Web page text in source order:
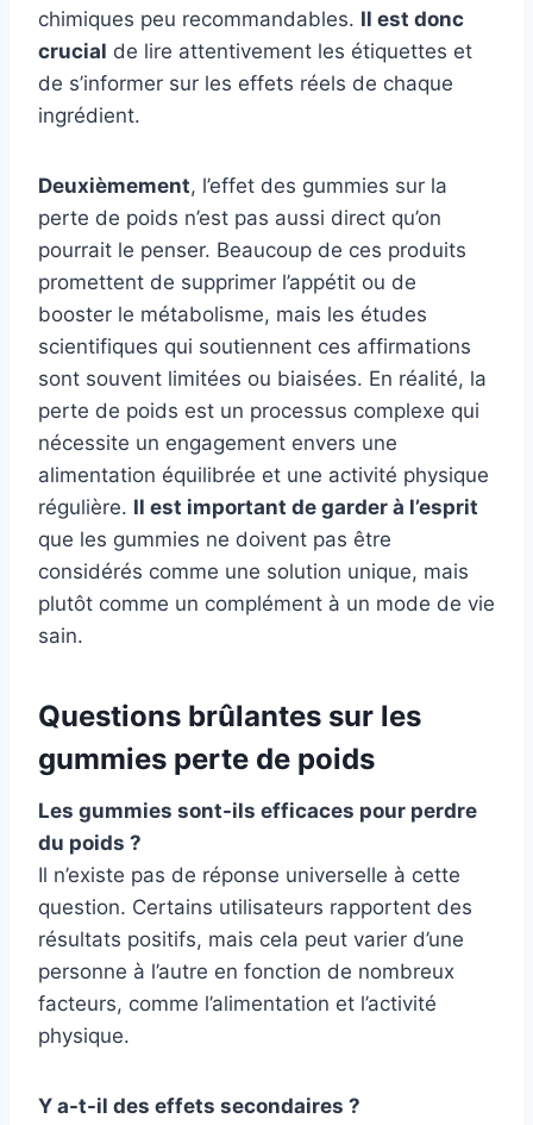
chimiques peu recommandables. Il est donc
crucial de lire attentivement les étiquettes et
de s’informer sur les effets réels de chaque
ingrédient.
Deuxièmement, l’effet des gummies sur la
perte de poids n’est pas aussi direct qu’on
pourrait le penser. Beaucoup de ces produits
promettent de supprimer l’appétit ou de
booster le métabolisme, mais les études
scientifiques qui soutiennent ces affirmations
sont souvent limitées ou biaisées. En réalité, la
perte de poids est un processus complexe qui
nécessite un engagement envers une
alimentation équilibrée et une activité physique
régulière. Il est important de garder à l’esprit
que les gummies ne doivent pas être
considérés comme une solution unique, mais
plutôt comme un complément à un mode de vie
sain.
Questions brûlantes sur les
gummies perte de poids
Les gummies sont-ils efficaces pour perdre
du poids ?
Il n’existe pas de réponse universelle à cette
question. Certains utilisateurs rapportent des
résultats positifs, mais cela peut varier d’une
personne à l’autre en fonction de nombreux
facteurs, comme l’alimentation et l’activité
physique.
Y a-t-il des effets secondaires ?